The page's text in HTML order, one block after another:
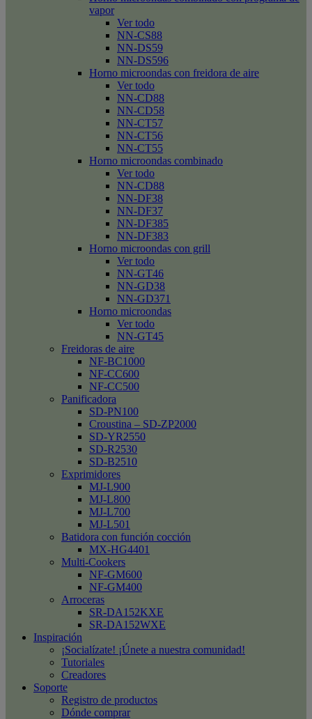
vapor
Ver todo
NN-CS88
NN-DS59
NN-DS596
Horno microondas con freidora de aire
Ver todo
NN-CD88
NN-CD58
NN-CT57
NN-CT56
NN-CT55
Horno microondas combinado
Ver todo
NN-CD88
NN-DF38
NN-DF37
NN-DF385
NN-DF383
Horno microondas con grill
Ver todo
NN-GT46
NN-GD38
NN-GD371
Horno microondas
Ver todo
NN-GT45
Freidoras de aire
NF-BC1000
NF-CC600
NF-CC500
Panificadora
SD-PN100
Croustina – SD-ZP2000
SD-YR2550
SD-R2530
SD-B2510
Exprimidores
MJ-L900
MJ-L800
MJ-L700
MJ-L501
Batidora con función cocción
MX-HG4401
Multi-Cookers
NF-GM600
NF-GM400
Arroceras
SR-DA152KXE
SR-DA152WXE
Inspiración
¡Socialízate! ¡Únete a nuestra comunidad!
Tutoriales
Creadores
Soporte
Registro de productos
Dónde comprar